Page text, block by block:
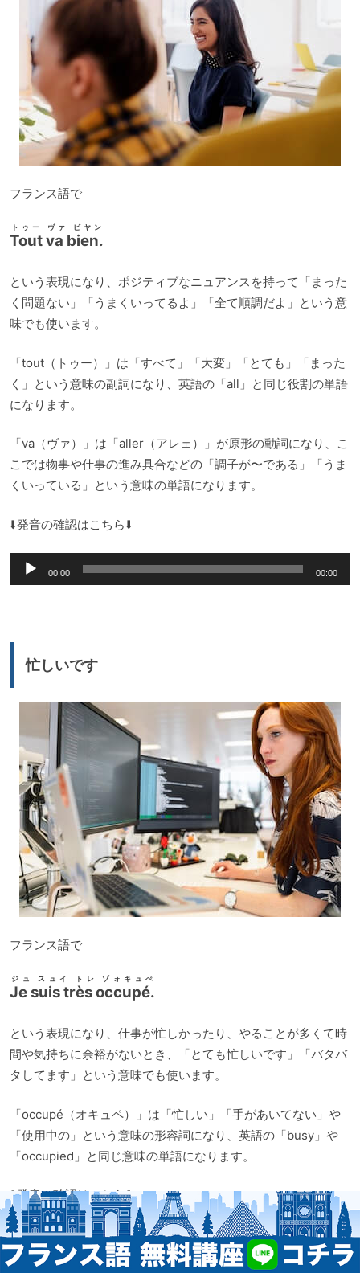
フランス語で
Tout va bien.
トゥー ヴァ ビヤン
という表現になり、ポジティブなニュアンスを持って「まった
く問題ない」「うまくいってるよ」「全て順調だよ」という意
味でも使います。
「tout（トゥー）」は「すべて」「大変」「とても」「まった
く」という意味の副詞になり、英語の「all」と同じ役割の単語
になります。
「va（ヴァ）」は「aller（アレェ）」が原形の動詞になり、こ
こでは物事や仕事の進み具合などの「調子が〜である」「うま
くいっている」という意味の単語になります。
⬇️発音の確認はこちら⬇️
声
ー
00:00 00:00
忙しいです
フランス語で
Je suis très occupé.
ジュ スュイ トレ ゾォキュぺ
という表現になり、仕事が忙しかったり、やることが多くて時
間や気持ちに余裕がないとき、「とても忙しいです」「バタバ
タしてます」という意味でも使います。
「occupé（オキュペ）」は「忙しい」「手があいてない」や
「使用中の」という意味の形容詞になり、英語の「busy」や
「occupied」と同じ意味の単語になります。
⬇️発音の確認はこちら⬇️
音
声
00:00 00:00